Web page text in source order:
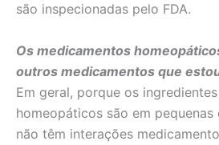
são inspecionadas pelo FDA.
Os medicamentos
outros medicamentos que
Em geral, porque os
homeopáticos são em pequenas
não têm interações